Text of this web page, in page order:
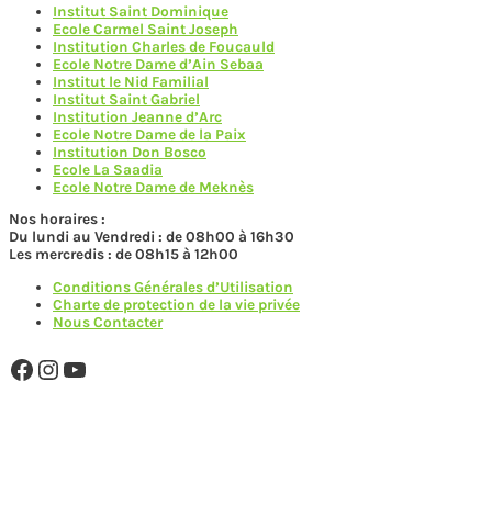
Institut Saint Dominique
Ecole Carmel Saint Joseph
Institution Charles de Foucauld
Ecole Notre Dame d’Ain Sebaa
Institut le Nid Familial
Institut Saint Gabriel
Institution Jeanne d’Arc
Ecole Notre Dame de la Paix
Institution Don Bosco
Ecole La Saadia
Ecole Notre Dame de Meknès
Nos horaires :
Du lundi au Vendredi : de 08h00 à 16h30
Les mercredis : de 08h15 à 12h00
Conditions Générales d’Utilisation
Charte de protection de la vie privée
Nous Contacter
Facebook
Instagram
YouTube